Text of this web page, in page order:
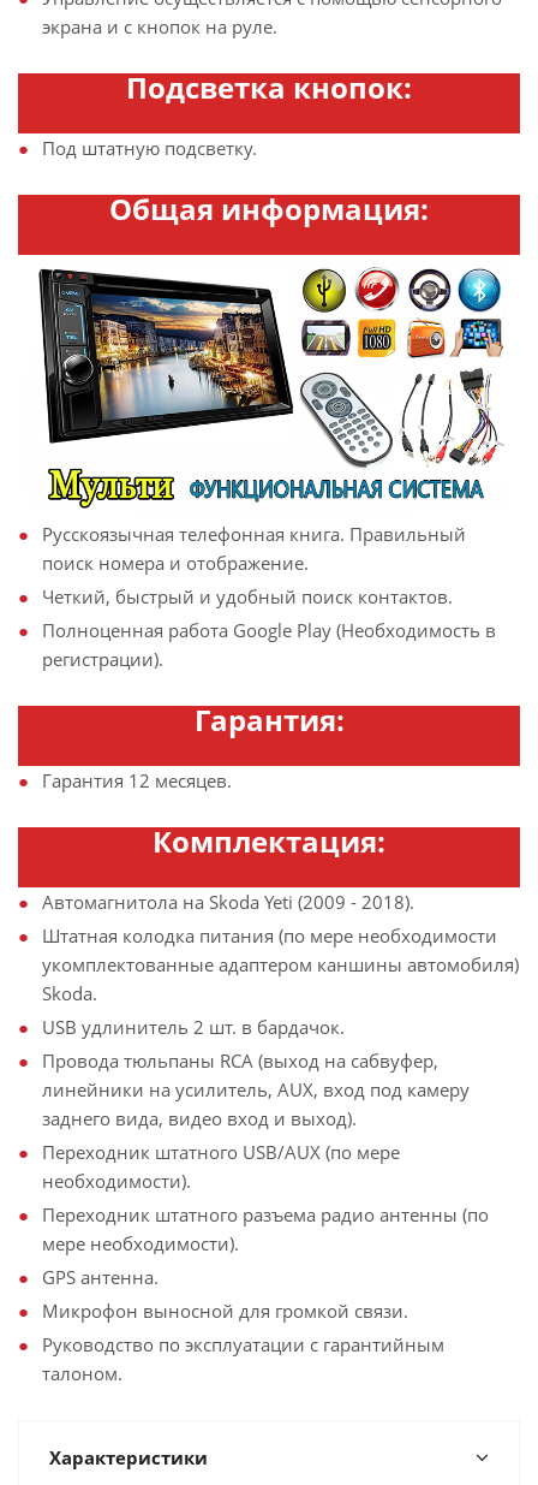
экрана и с кнопок на руле.
Подсветка кнопок:
Под штатную подсветку.
Общая информация:
Русскоязычная телефонная книга. Правильный
поиск номера и отображение.
Четкий, быстрый и удобный поиск контактов.
Полноценная работа Google Play (Необходимость в
регистрации).
Гарантия:
Гарантия 12 месяцев.
Комплектация:
Автомагнитола на Skoda Yeti (2009 - 2018).
Штатная колодка питания (по мере необходимости
укомплектованные адаптером каншины автомобиля)
Skoda.
USB удлинитель 2 шт. в бардачок.
Провода тюльпаны RCA (выход на сабвуфер,
линейники на усилитель, AUX, вход под камеру
заднего вида, видео вход и выход).
Переходник штатного USB/AUX (по мере
необходимости).
Переходник штатного разъема радио антенны (по
мере необходимости).
GPS антенна.
Микрофон выносной для громкой связи.
Руководство по эксплуатации с гарантийным
талоном.
Характеристики